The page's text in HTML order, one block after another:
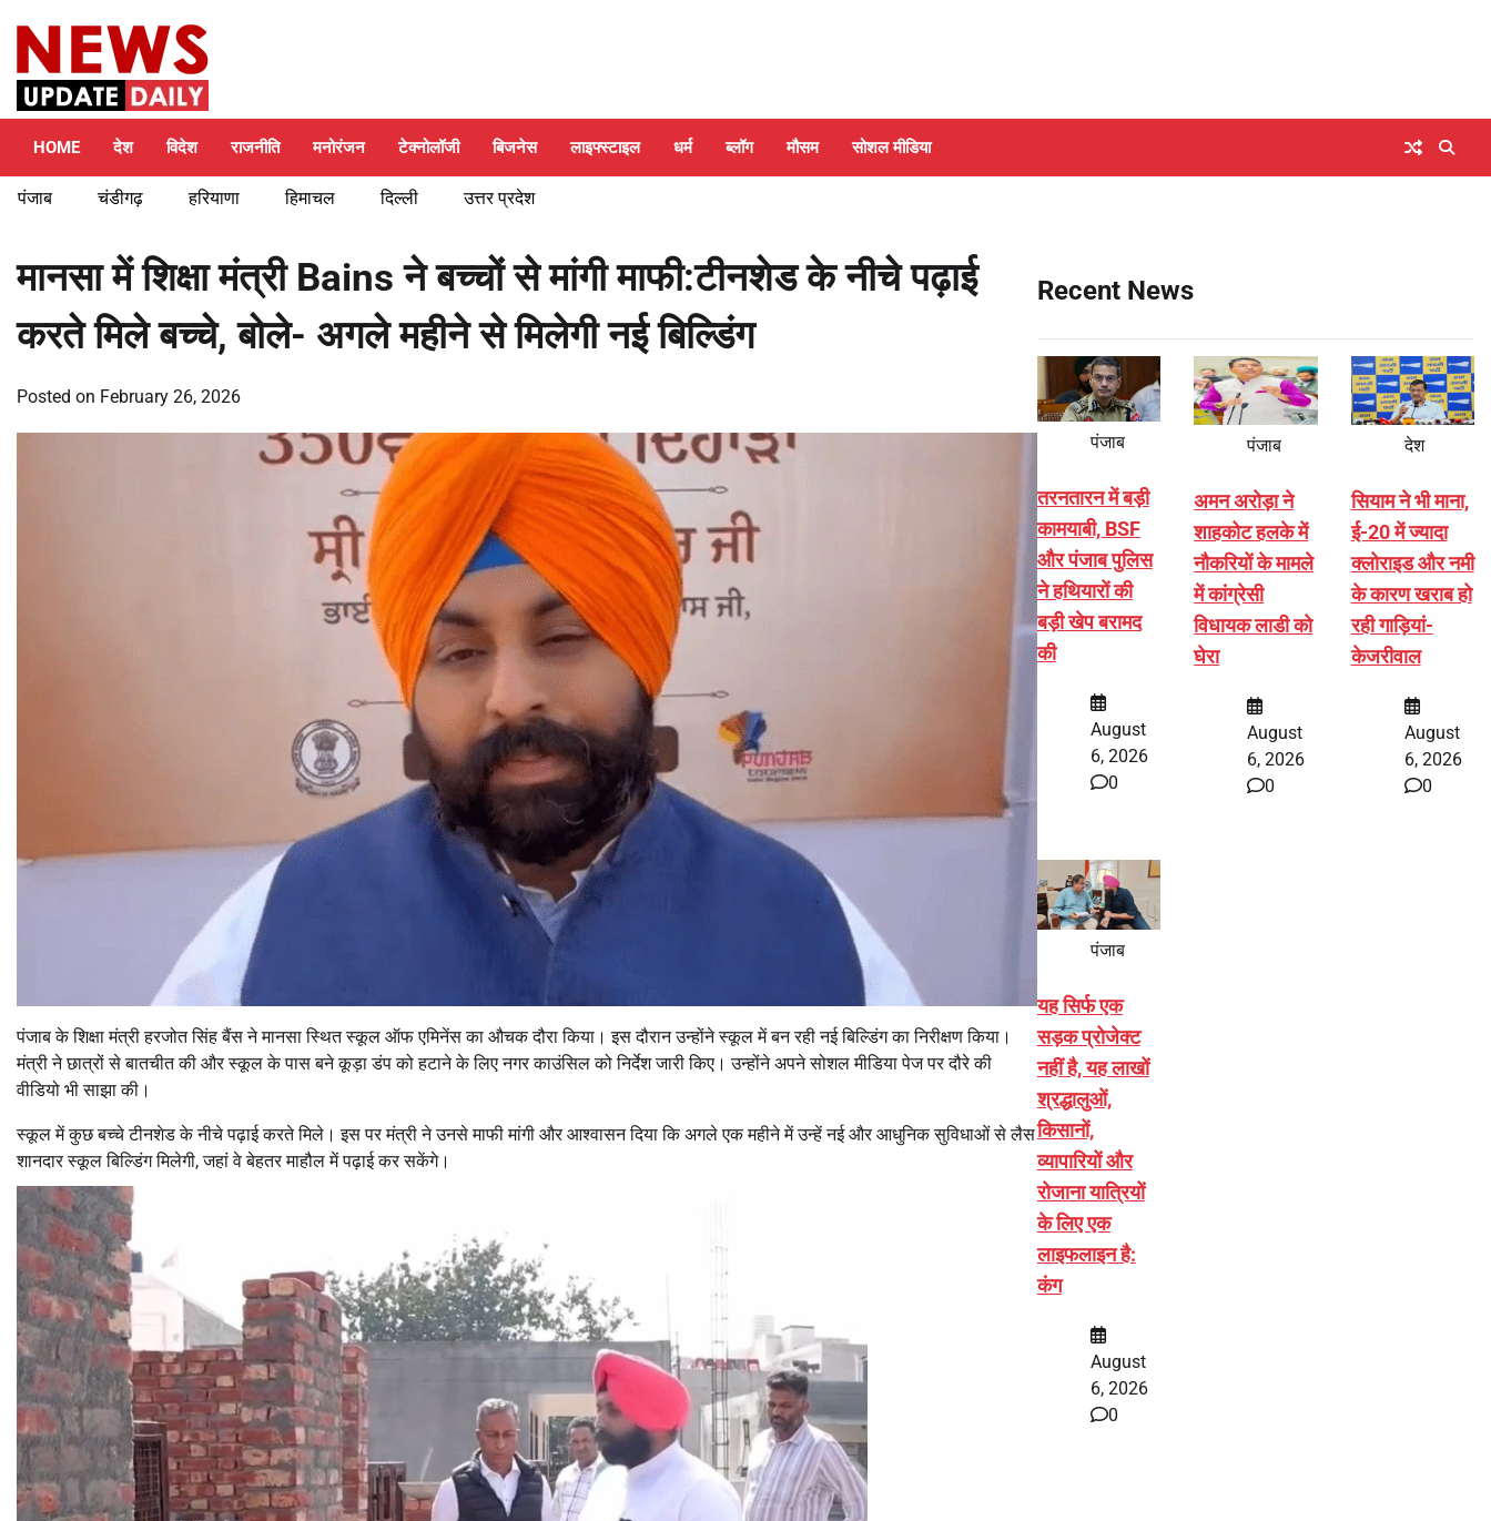
content
HOME देश विदेश राजनीति मनोरंजन टेक्नोलॉजी बिजनेस लाइफ्स्टाइल धर्म ब्लॉग मौसम सोशल मीडिया
पंजाब चंडीगढ़ हरियाणा हिमाचल दिल्ली उत्तर प्रदेश
मानसा में शिक्षा मंत्री Bains ने बच्चों से मांगी माफी:टीनशेड के नीचे पढ़ाई
करते मिले बच्चे, बोले- अगले महीने से मिलेगी नई बिल्डिंग
Posted on February 26, 2026
पंजाब के शिक्षा मंत्री हरजोत सिंह बैंस ने मानसा स्थित स्कूल ऑफ एमिनेंस का औचक दौरा किया। इस दौरान उन्होंने स्कूल में बन रही नई बिल्डिंग का निरीक्षण किया।
मंत्री ने छात्रों से बातचीत की और स्कूल के पास बने कूड़ा डंप को हटाने के लिए नगर काउंसिल को निर्देश जारी किए। उन्होंने अपने सोशल मीडिया पेज पर दौरे की
वीडियो भी साझा की।
स्कूल में कुछ बच्चे टीनशेड के नीचे पढ़ाई करते मिले। इस पर मंत्री ने उनसे माफी मांगी और आश्वासन दिया कि अगले एक महीने में उन्हें नई और आधुनिक सुविधाओं से लैस
शानदार स्कूल बिल्डिंग मिलेगी, जहां वे बेहतर माहौल में पढ़ाई कर सकेंगे।
Recent News
पंजाब
तरनतारन में बड़ी
कामयाबी, BSF
और पंजाब पुलिस
ने हथियारों की
बड़ी खेप बरामद
की
August
6, 2026
0
पंजाब
अमन अरोड़ा ने
शाहकोट हलके में
नौकरियों के मामले
में कांग्रेसी
विधायक लाडी को
घेरा
August
6, 2026
0
देश
सियाम ने भी माना,
ई-20 में ज्यादा
क्लोराइड और नमी
के कारण खराब हो
रही गाड़ियां-
केजरीवाल
August
6, 2026
0
पंजाब
यह सिर्फ एक
सड़क प्रोजेक्ट
नहीं है, यह लाखों
श्रद्धालुओं,
किसानों,
व्यापारियों और
रोजाना यात्रियों
के लिए एक
लाइफलाइन है:
कंग
August
6, 2026
0